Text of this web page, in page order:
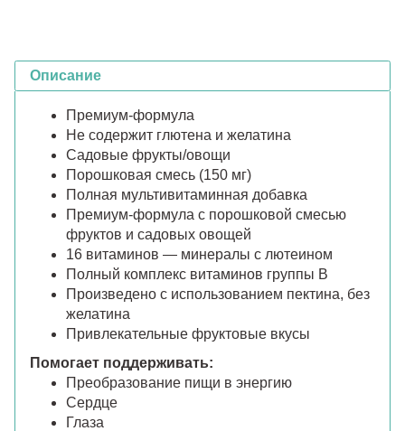
Описание
Премиум-формула
Не содержит глютена и желатина
Садовые фрукты/овощи
Порошковая смесь (150 мг)
Полная мультивитаминная добавка
Премиум-формула с порошковой смесью
фруктов и садовых овощей
16 витаминов — минералы с лютеином
Полный комплекс витаминов группы В
Произведено с использованием пектина, без
желатина
Привлекательные фруктовые вкусы
Помогает поддерживать:
Преобразование пищи в энергию
Сердце
Глаза